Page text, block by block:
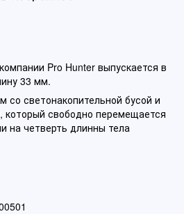
Pro Hunter выпускается в
33 мм.
светонакопительной бусой и
который свободно перемещается
на четверть длинны тела